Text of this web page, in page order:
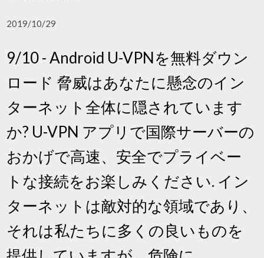
2019/10/29
9/10 - Android U-VPNを無料ダウン
ロード 脅威はあなたに懸念のイン
ターネット全体に隠されています
か? U-VPN アプリで国際サーバーの
おかげで高速、安全でプライベー
トな接続をお楽しみください. イン
ターネットは敵対的な領域であり、
それは私たちに多くの良いものを